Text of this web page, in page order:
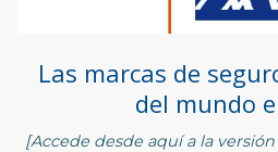
Las marcas de
del mundo
[Accede desde aquí a la